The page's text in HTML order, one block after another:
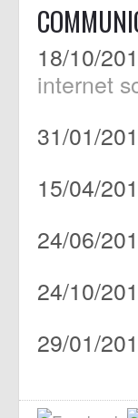
18/10/
internet
31/01/
15/04/
24/06/
24/10/
29/01/